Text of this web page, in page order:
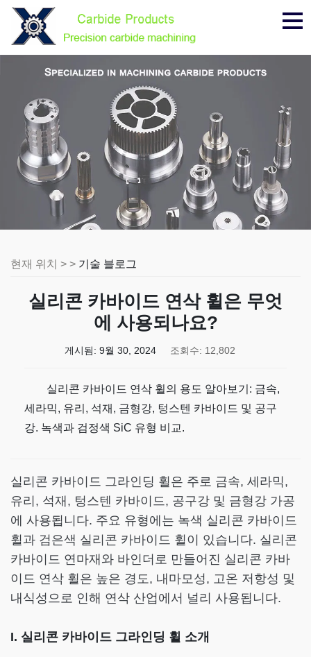
메
뉴
현재 위치 > > 기술 블로그
실리콘 카바이드 연삭 휠은 무엇
에 사용되나요?
게시됨: 9월 30, 2024 조회수: 12,802
실리콘 카바이드 연삭 휠의 용도 알아보기: 금속,
세라믹, 유리, 석재, 금형강, 텅스텐 카바이드 및 공구
강. 녹색과 검정색 SiC 유형 비교.
실리콘 카바이드 그라인딩 휠은 주로 금속, 세라믹,
유리, 석재, 텅스텐 카바이드, 공구강 및 금형강 가공
에 사용됩니다. 주요 유형에는 녹색 실리콘 카바이드
휠과 검은색 실리콘 카바이드 휠이 있습니다. 실리콘
카바이드 연마재와 바인더로 만들어진 실리콘 카바
이드 연삭 휠은 높은 경도, 내마모성, 고온 저항성 및
내식성으로 인해 연삭 산업에서 널리 사용됩니다.
I. 실리콘 카바이드 그라인딩 휠 소개